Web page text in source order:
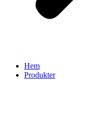
Hem
Produkter